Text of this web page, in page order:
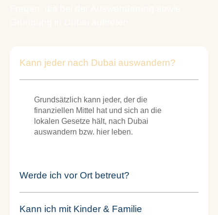
Kann jeder nach Dubai auswandern?
Grundsätzlich kann jeder, der die
finanziellen Mittel hat und sich an die
lokalen Gesetze hält, nach Dubai
auswandern bzw. hier leben.
Werde ich vor Ort betreut?
Kann ich mit Kinder & Familie